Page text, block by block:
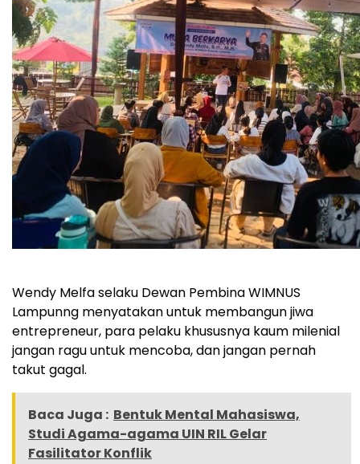
Wendy Melfa selaku Dewan Pembina WIMNUS
Lampunng menyatakan untuk membangun jiwa
entrepreneur, para pelaku khususnya kaum milenial
jangan ragu untuk mencoba, dan jangan pernah
takut gagal.
Baca Juga : Bentuk Mental Mahasiswa,
Studi Agama-agama UIN RIL Gelar
Fasilitator Konflik